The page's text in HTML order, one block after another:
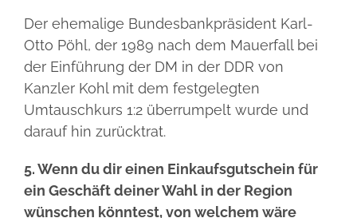
Der ehemalige Bundesbankpräsident Karl-
Otto Pöhl, der 1989 nach dem Mauerfall bei
der Einführung der DM in der DDR von
Kanzler Kohl mit dem festgelegten
Umtauschkurs 1:2 überrumpelt wurde und
darauf hin zurücktrat.
5. Wenn du dir einen Einkaufsgutschein für
ein Geschäft deiner Wahl in der Region
wünschen könntest, von welchem wäre